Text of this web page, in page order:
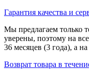
Гарантия качества и
Мы предлагаем только
уверены, поэтому на
36 месяцев (3 года), а
Возврат товара в